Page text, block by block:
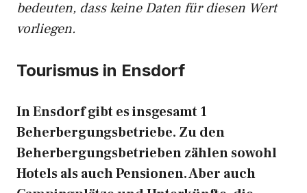
bedeuten, dass keine Daten für diesen Wert
vorliegen.
Tourismus in Ensdorf
In Ensdorf gibt es insgesamt 1
Beherbergungsbetriebe. Zu den
Beherbergungsbetrieben zählen sowohl
Hotels als auch Pensionen. Aber auch